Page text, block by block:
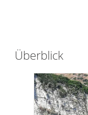
Überblick